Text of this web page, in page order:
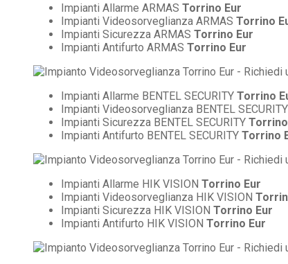
Impianti Allarme ARMAS Torrino Eur
Impianti Videosorveglianza ARMAS Torrino
Impianti Sicurezza ARMAS Torrino Eur
Impianti Antifurto ARMAS Torrino Eur
Impianti Allarme BENTEL SECURITY Torrino
Impianti Videosorveglianza BENTEL SECURITY
Impianti Sicurezza BENTEL SECURITY
Impianti Antifurto BENTEL SECURITY Torrino
Impianti Allarme HIK VISION Torrino Eur
Impianti Videosorveglianza HIK VISION
Impianti Sicurezza HIK VISION Torrino Eur
Impianti Antifurto HIK VISION Torrino Eur